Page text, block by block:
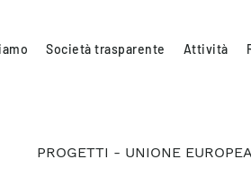
Società trasparente Attività
PROGETTI - UNIONE EUROPEA